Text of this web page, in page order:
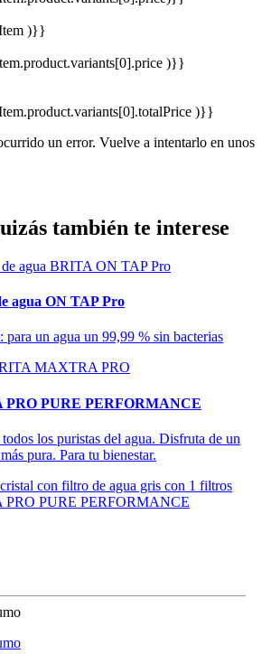
)}}
)}}
)}}
un error. Vuelve a intentarlo en unos
también te interese
agua ON TAP Pro
un agua un 99,99 % sin bacterias
PRO PURE PERFORMANCE
los puristas del agua. Disfruta de un
pura. Para tu bienestar.